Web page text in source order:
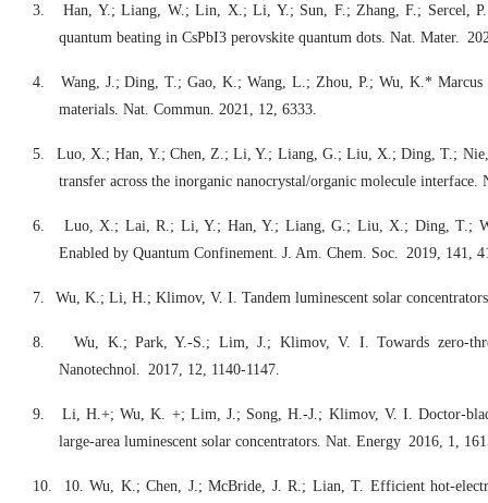
3.
Han, Y.; Liang, W.; Lin, X.; Li, Y.; Sun, F.; Zhang, F.; Sercel,
quantum beating in CsPbI3 perovskite quantum dots. Nat. Mater.
4.
Wang, J.; Ding, T.; Gao, K.; Wang, L.; Zhou, P.; Wu, K.*
materials. Nat. Commun. 2021, 12, 6333.
5.
Luo, X.; Han, Y.; Chen, Z.; Li, Y.; Liang, G.; Liu, X.; Ding, T.;
transfer across the inorganic nanocrystal/organic molecule
6.
Luo, X.; Lai, R.; Li, Y.; Han, Y.; Liang, G.; Liu, X.; Ding, T.;
Enabled by Quantum Confinement. J. Am. Chem. Soc. 2019, 141,
7. Wu, K.; Li, H.; Klimov, V. I. Tandem luminescent solar
8.
Wu, K.; Park, Y.-S.; Lim, J.; Klimov, V. I. Towards zero-
Nanotechnol. 2017, 12, 1140-1147.
9.
Li, H.+; Wu, K. +; Lim, J.; Song, H.-J.; Klimov, V. I. Doctor-
large-area luminescent solar concentrators. Nat. Energy 2016, 1,
10.
10. Wu, K.; Chen, J.; McBride, J. R.; Lian, T. Efficient hot-